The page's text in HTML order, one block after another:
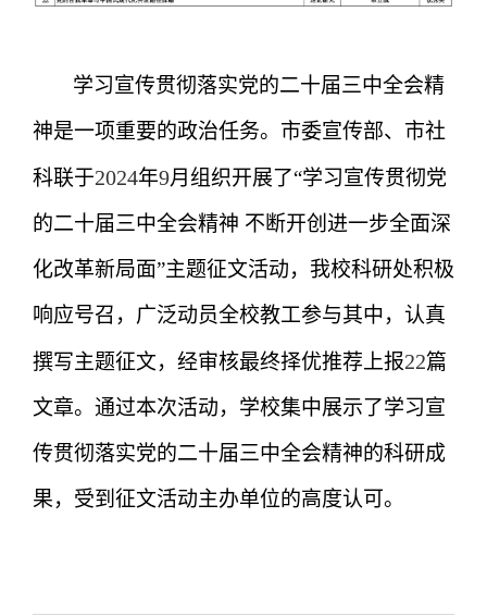
学习宣传贯彻落实党的二十届三中全会精
神是一项重要的政治任务。市委宣传部、市社
科联于2024年9月组织开展了“学习宣传贯彻党
的二十届三中全会精神 不断开创进一步全面深
化改革新局面”主题征文活动，我校科研处积极
响应号召，广泛动员全校教工参与其中，认真
撰写主题征文，经审核最终择优推荐上报22篇
文章。通过本次活动，学校集中展示了学习宣
传贯彻落实党的二十届三中全会精神的科研成
果，受到征文活动主办单位的高度认可。